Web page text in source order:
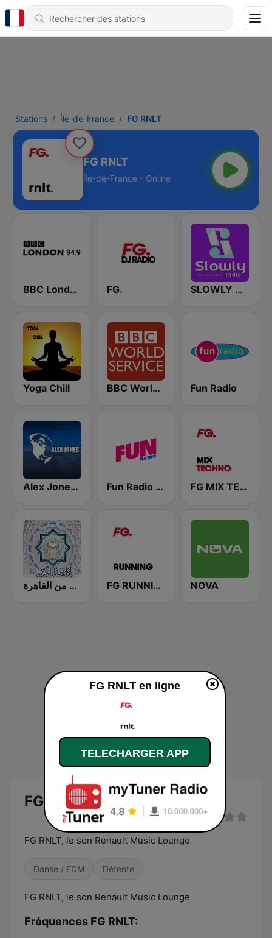
Stations Île-de-France FG RNLT
FG RNLT
Île-de-France - Online
BBC London FG. SLOWLY RADIO
Yoga Chill BBC World Service Fun Radio
Alex Jones - Infowars.com Fun Radio FRANCE FG MIX TECHNO
إذاعة القرآن الكريم من القاهرة FG RUNNING NOVA
FG RNLT
FG RNLT, le son Renault Music Lounge
Danse / EDM Détente
FG RNLT, le son Renault Music Lounge
Fréquences FG RNLT:
FG RNLT en ligne
TELECHARGER APP